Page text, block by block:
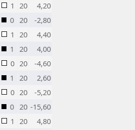
1 20
4,20
0 20
-2,80
1 20
4,40
1 20
4,00
0 20
-4,60
1 20
2,60
0 20
-5,20
0 20 -15,60
1 20 4,80